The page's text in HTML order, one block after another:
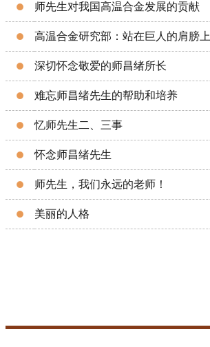
师先生对我国高温合金发展的贡献
高温合金研究部：站在巨人的肩膀上
深切怀念敬爱的师昌绪所长
难忘师昌绪先生的帮助和培养
忆师先生二、三事
怀念师昌绪先生
师先生，我们永远的老师！
美丽的人格